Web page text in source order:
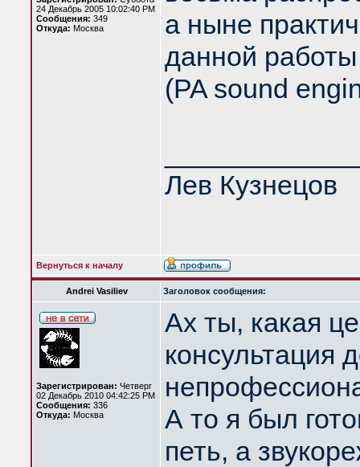
24 Декабрь 2005 10:02:40 PM
Сообщения: 349
Откуда: Москва
а ныне
данной
(PA sound
Лев Кузнецов
Вернуться к началу
Andrei Vasiliev Заголовок сообщения:
Зарегистрирован: Четверг
02 Декабрь 2010 04:42:25 PM
Сообщения: 336
Откуда: Москва
Ах ты, какая
консультация
А то я был
петь, а